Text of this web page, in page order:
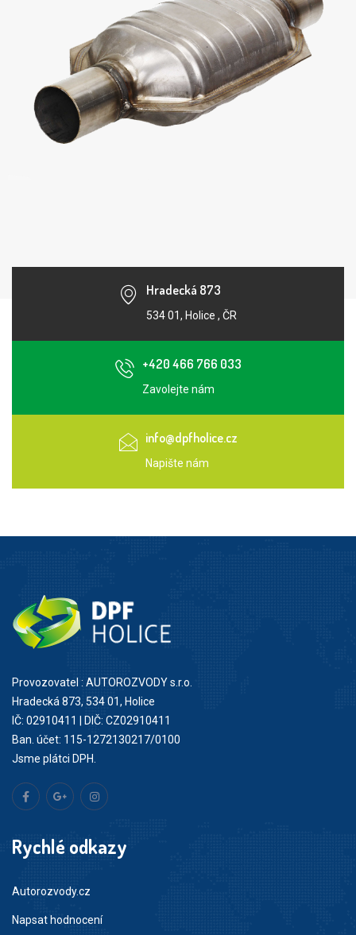
Hradecká 873
534 01, Holice , ČR
+420 466 766 033
Zavolejte nám
info@dpfholice.cz
Napište nám
Provozovatel : AUTOROZVODY s.r.o.
Hradecká 873, 534 01, Holice
IČ: 02910411 | DIČ: CZ02910411
Ban. účet: 115-1272130217/0100
Jsme plátci DPH.
Rychlé odkazy
Autorozvody.cz
Napsat hodnocení